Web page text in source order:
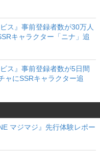
ス』事前登録者数が30万人
キャラクター「ニナ」追
ス』事前登録者数が5日間
ャにSSRキャラクター追
マジマジ』先行体験レポー